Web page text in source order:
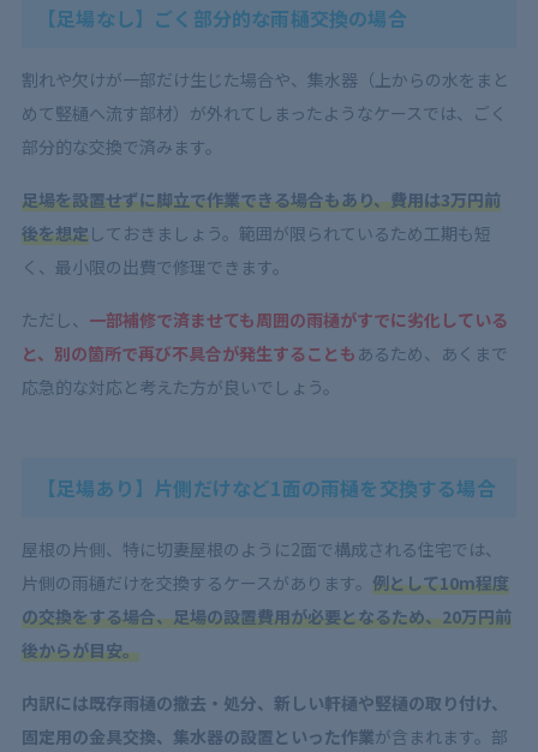
【足場なし】ごく部分的な雨樋交換の場合
割れや欠けが一部だけ生じた場合や、集水器（上からの水をまと
めて竪樋へ流す部材）が外れてしまったようなケースでは、ごく
部分的な交換で済みます。
足場を設置せずに脚立で作業できる場合もあり、費用は3万円前
後を想定しておきましょう。範囲が限られているため工期も短
く、最小限の出費で修理できます。
ただし、 一部補修で済ませても周囲の雨樋がすでに劣化している
と、別の箇所で再び不具合が発生することも あるため、あくまで
応急的な対応と考えた方が良いでしょう。
【足場あり】片側だけなど1面の雨樋を交換する場合
屋根の片側、特に切妻屋根のように2面で構成される住宅では、
片側の雨樋だけを交換するケースがあります。 例として10m程度
の交換をする場合、足場の設置費用が必要となるため、20万円前
後からが目安。
内訳には既存雨樋の撤去・処分、新しい軒樋や竪樋の取り付け、
固定用の金具交換、集水器の設置といった作業が含まれます。部